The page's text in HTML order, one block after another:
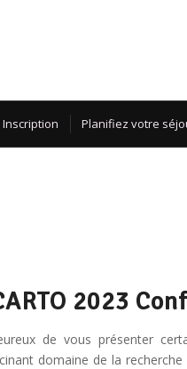
Inscription Planifiez votre
2023
ureuxde vous présenter cert
inantdomaine de la recherche